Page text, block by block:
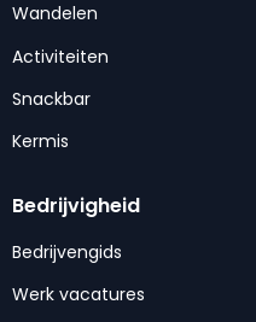
Wandelen
Activiteiten
Snackbar
Kermis
Bedrijvigheid
Bedrijvengids
Werk vacatures